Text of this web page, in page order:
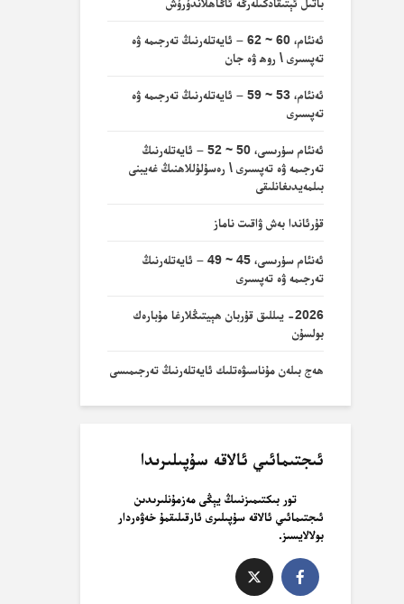
ئەنئام، 60 ~ 62 – ئايەتلەرنىڭ تەرجىمە ۋە
تەپسىرى \ روھ ۋە جان
ئەنئام، 53 ~ 59 – ئايەتلەرنىڭ تەرجىمە ۋە
تەپسىرى
ئەنئام سۈرىسى، 50 ~ 52 – ئايەتلەرنىڭ
تەرجىمە ۋە تەپسىرى \ رەسۇلۇللاھنىڭ غەيبنى
بىلمەيدىغانلىقى
قۇرئاندا بەش ۋاقىت ناماز
ئەنئام سۈرىسى، 45 ~ 49 – ئايەتلەرنىڭ
تەرجىمە ۋە تەپسىرى
2026- يىللىق قۇربان ھېيتىڭلارغا مۇبارەك
بولسۇن
ھەج بىلەن مۇناسىۋەتلىك ئايەتلەرنىڭ تەرجىمىسى
ئىجتىمائىي ئالاقە سۇپىلىرىدا
تور بىكتىمىزنىىڭ يېڭى مەزمۇنلىرىدىن
ئىجتىمائىي ئالاقە سۇپىلىرى ئارقىلىقمۇ خەۋەردار
بولالايسىز.